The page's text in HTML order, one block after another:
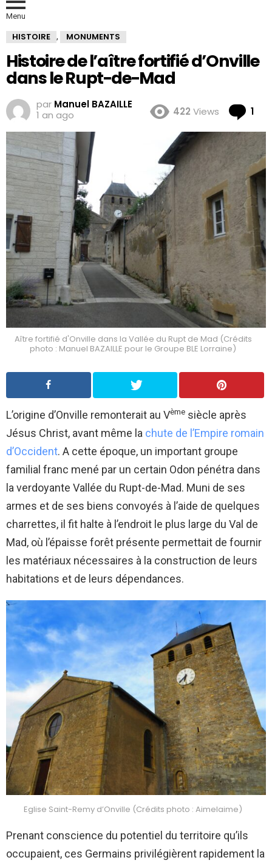
Menu
HISTOIRE , MONUMENTS
Histoire de l’aître fortifié d’Onville
dans le Rupt-de-Mad
par Manuel BAZAILLE
1 an ago
422 Views 1
Aître fortifié d'Onville dans la Vallée du Rupt de Mad (Crédits
photo : Manuel BAZAILLE pour le Groupe BLE Lorraine)
L’origine d’Onville remonterait au Vème siècle après
Jésus Christ, avant même la chute de l’Empire romain
d’Occident. A cette époque, un important groupe
familial franc mené par un certain Odon pénétra dans
la verdoyante Vallée du Rupt-de-Mad. Muni de ses
armes et de ses biens convoyés à l’aide de quelques
charrettes, il fit halte à l’endroit le plus large du Val de
Mad, où l’épaisse forêt présente permettait de fournir
les matériaux nécessaires à la construction de leurs
habitations et de leurs dépendances.
Eglise Saint-Remy d’Onville (Crédits photo : Aimelaime)
Prenant conscience du potentiel du territoire qu’ils
occupaient, ces Germains privilégièrent rapidement la